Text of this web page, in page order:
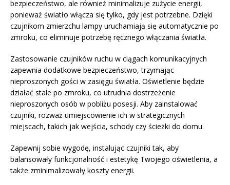
bezpieczeństwo, ale również minimalizuje zużycie energii,
ponieważ światło włącza się tylko, gdy jest potrzebne. Dzięki
czujnikom zmierzchu lampy uruchamiają się automatycznie po
zmroku, co eliminuje potrzebę ręcznego włączania światła.
Zastosowanie czujników ruchu w ciągach komunikacyjnych
zapewnia dodatkowe bezpieczeństwo, trzymając
nieproszonych gości w zasięgu światła. Oświetlenie będzie
działać stale po zmroku, co utrudnia dostrzeżenie
nieproszonych osób w pobliżu posesji. Aby zainstalować
czujniki, rozważ umiejscowienie ich w strategicznych
miejscach, takich jak wejścia, schody czy ścieżki do domu.
Zapewnij sobie wygodę, instalując czujniki tak, aby
balansowały funkcjonalność i estetykę Twojego oświetlenia, a
także zminimalizowały koszty energii.